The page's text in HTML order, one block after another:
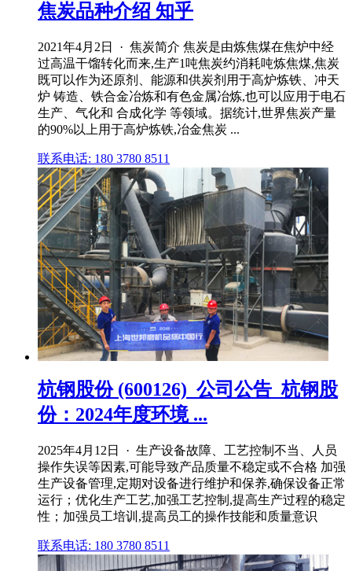
焦炭品种介绍 知乎
2021年4月2日 · 焦炭简介 焦炭是由炼焦煤在焦炉中经
过高温干馏转化而来,生产1吨焦炭约消耗吨炼焦煤,焦炭
既可以作为还原剂、能源和供炭剂用于高炉炼铁、冲天
炉 铸造、铁合金冶炼和有色金属冶炼,也可以应用于电石
生产、气化和 合成化学 等领域。据统计,世界焦炭产量
的90%以上用于高炉炼铁,冶金焦炭 ...
联系电话: 180 3780 8511
杭钢股份 (600126)_公司公告_杭钢股
份：2024年度环境 ...
2025年4月12日 · 生产设备故障、工艺控制不当、人员
操作失误等因素,可能导致产品质量不稳定或不合格 加强
生产设备管理,定期对设备进行维护和保养,确保设备正常
运行；优化生产工艺,加强工艺控制,提高生产过程的稳定
性；加强员工培训,提高员工的操作技能和质量意识
联系电话: 180 3780 8511